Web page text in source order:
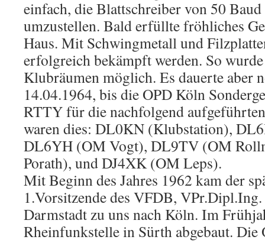
einfach, die Blattschreiber von 50
umzustellen. Bald erfüllte fröhliches
Haus. Mit Schwingmetall und
erfolgreich bekämpft werden. So
Klubräumen möglich. Es dauerte aber
14.04.1964, bis die OPD Köln
RTTY für die nachfolgend
waren dies: DL0KN (Klubstation),
DL6YH (OM Vogt), DL9TV (OM
Porath), und DJ4XK (OM Leps).
Mit Beginn des Jahres 1962 kam der
1.Vorsitzende des VFDB,
Darmstadt zu uns nach Köln. Im
Rheinfunkstelle in Sürth abgebaut. Die